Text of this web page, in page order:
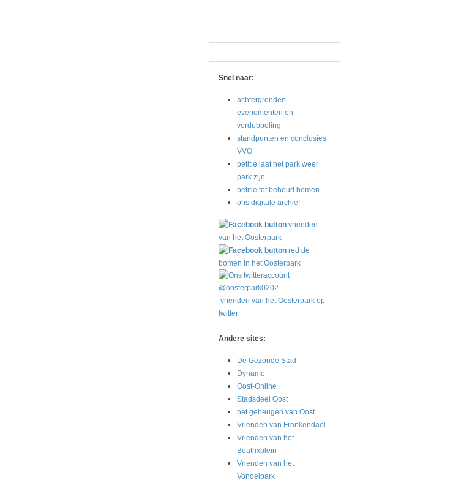
Snel naar:
achtergronden
evenementen en
verdubbeling
standpunten en conclusies
VVO
petitie laat het park weer
park zijn
petitie tot behoud bomen
ons digitale archief
vrienden
van het Oosterpark
red de
bomen in het Oosterpark
vrienden van het Oosterpark op
twitter
Andere sites:
De Gezonde Stad
Dynamo
Oost-Online
Stadsdeel Oost
het geheugen van Oost
Vrienden van Frankendael
Vrienden van het
Beatrixplein
Vrienden van het
Vondelpark